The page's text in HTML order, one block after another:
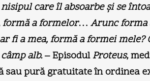
care îl absoarbe şi se
formă a formelor… Arunc forma
fi a mea, formă a formei mele?
alb.– EpisodulProteus,
sau pură gratuitate în ordinea